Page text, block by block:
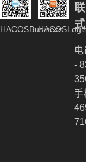
HACOSBusiness
式
-
手